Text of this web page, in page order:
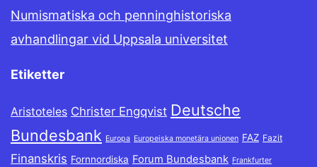
Numismatiska och penninghistoriska
avhandlingar vid Uppsala universitet
Etiketter
Aristoteles Christer Engqvist Deutsche
Bundesbank Europa Europeiska monetära unionen FAZ Fazit
Finanskris Fornnordiska Forum Bundesbank Frankfurter